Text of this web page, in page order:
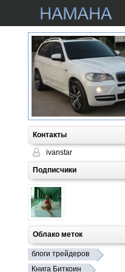
Контакты
ivanstar
Подписчики
Облако меток
блоги трейдеров
Книга Биткоин